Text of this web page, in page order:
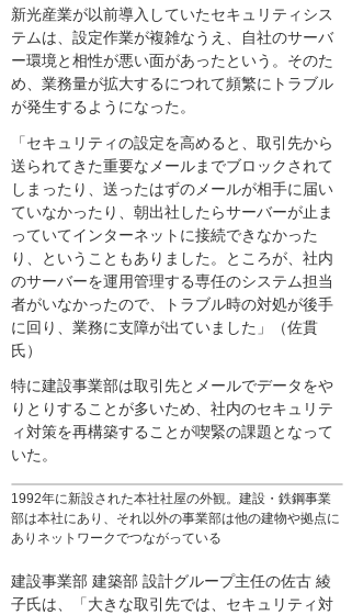
1992年に新設された本社社屋の外観。建設・鉄鋼事業
部は本社にあり、それ以外の事業部は他の建物や拠点に
ありネットワークでつながっている
新光産業が以前導入していたセキュリティシス
テムは、設定作業が複雑なうえ、自社のサーバ
ー環境と相性が悪い面があったという。そのた
め、業務量が拡大するにつれて頻繁にトラブル
が発生するようになった。
「セキュリティの設定を高めると、取引先から
送られてきた重要なメールまでブロックされて
しまったり、送ったはずのメールが相手に届い
ていなかったり、朝出社したらサーバーが止ま
っていてインターネットに接続できなかった
り、ということもありました。ところが、社内
のサーバーを運用管理する専任のシステム担当
者がいなかったので、トラブル時の対処が後手
に回り、業務に支障が出ていました」（佐貫
氏）
特に建設事業部は取引先とメールでデータをや
りとりすることが多いため、社内のセキュリテ
ィ対策を再構築することが喫緊の課題となって
いた。
建設事業部 建築部 設計グループ主任の佐古 綾
子氏は、「大きな取引先では、セキュリティ対